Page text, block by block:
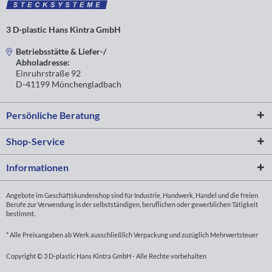
3 D-plastic Hans Kintra GmbH
Betriebsstätte & Liefer-/
Abholadresse:
Einruhrstraße 92
D-41199 Mönchengladbach
Persönliche Beratung
Shop-Service
Informationen
Angebote im Geschäftskundenshop sind für Industrie, Handwerk, Handel und die freien
Berufe zur Verwendung in der selbstständigen, beruflichen oder gewerblichen Tätigkeit
bestimmt.
* Alle Preisangaben ab Werk ausschließlich Verpackung und zuzüglich Mehrwertsteuer
Copyright © 3 D-plastic Hans Kintra GmbH - Alle Rechte vorbehalten